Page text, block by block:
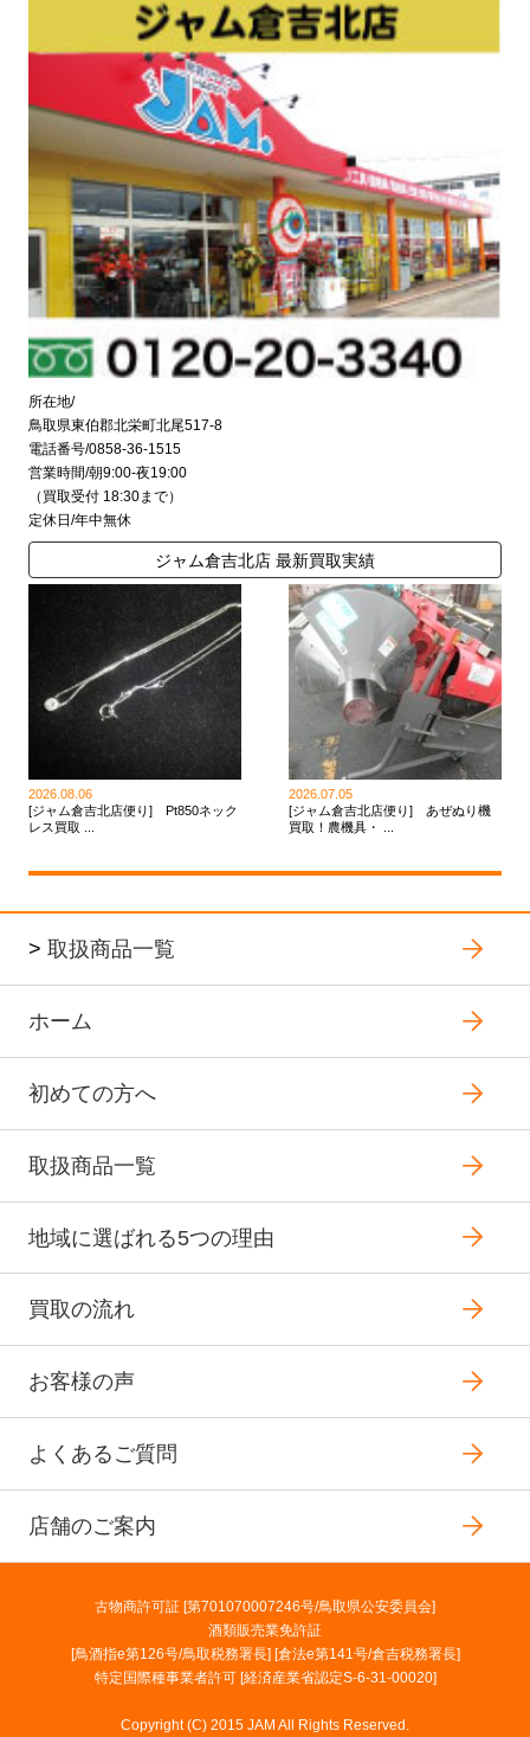
所在地/
鳥取県東伯郡北栄町北尾517-8
電話番号/0858-36-1515
営業時間/朝9:00-夜19:00
（買取受付 18:30まで）
定休日/年中無休
ジャム倉吉北店 最新買取実績
2026.08.06
[ジャム倉吉北店便り] Pt850ネック
レス買取 ...
2026.07.05
[ジャム倉吉北店便り] あぜぬり機
買取！農機具・ ...
> 取扱商品一覧
ホーム
初めての方へ
取扱商品一覧
地域に選ばれる5つの理由
買取の流れ
お客様の声
よくあるご質問
店舗のご案内
古物商許可証 [第701070007246号/鳥取県公安委員会]
酒類販売業免許証
[鳥酒指e第126号/鳥取税務署長] [倉法e第141号/倉吉税務署長]
特定国際種事業者許可 [経済産業省認定S-6-31-00020]
Copyright (C) 2015 JAM All Rights Reserved.